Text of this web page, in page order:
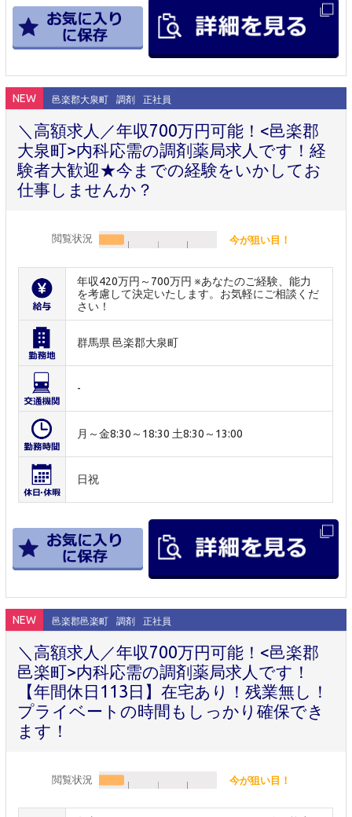
NEW 邑楽郡大泉町 調剤 正社員
＼高額求人／年収700万円可能！<邑楽郡
大泉町>内科応需の調剤薬局求人です！経
験者大歓迎★今までの経験をいかしてお
仕事しませんか？
閲覧状況 今が狙い目！
年収420万円～700万円 ※あなたのご経験、能力
を考慮して決定いたします。お気軽にご相談くだ
さい！
群馬県 邑楽郡大泉町
-
月～金8:30～18:30 土8:30～13:00
日祝
NEW 邑楽郡邑楽町 調剤 正社員
＼高額求人／年収700万円可能！<邑楽郡
邑楽町>内科応需の調剤薬局求人です！
【年間休日113日】在宅あり！残業無し！
プライベートの時間もしっかり確保でき
ます！
閲覧状況 今が狙い目！